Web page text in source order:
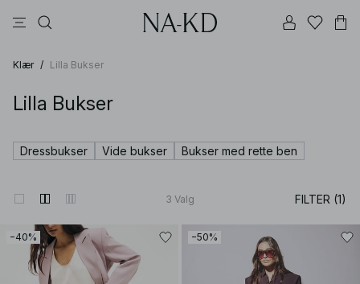
Klær / Lilla Bukser
Lilla Bukser
Dressbukser Vide bukser Bukser med rette ben
3 Valg FILTER (1)
−40% −50%